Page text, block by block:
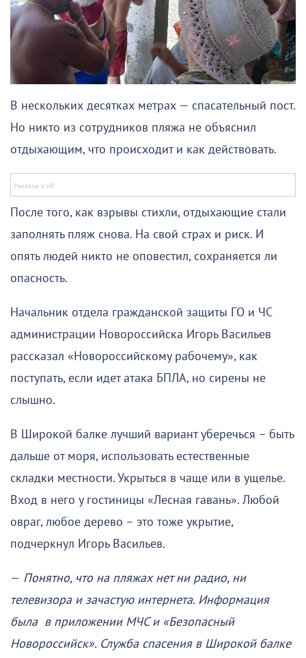
В нескольких десятках метрах — спасательный пост.
Но никто из сотрудников пляжа не объяснил
отдыхающим, что происходит и как действовать.
После того, как взрывы стихли, отдыхающие стали
заполнять пляж снова. На свой страх и риск. И
опять людей никто не оповестил, сохраняется ли
опасность.
Начальник отдела гражданской защиты ГО и ЧС
администрации Новороссийска Игорь Васильев
рассказал «Новороссийскому рабочему», как
поступать, если идет атака БПЛА, но сирены не
слышно.
В Широкой балке лучший вариант уберечься – быть
дальше от моря, использовать естественные
складки местности. Укрыться в чаще или в ущелье.
Вход в него у гостиницы «Лесная гавань». Любой
овраг, любое дерево – это тоже укрытие,
подчеркнул Игорь Васильев.
— Понятно, что на пляжах нет ни радио, ни
телевизора и зачастую интернета. Информация
была в приложении МЧС и «Безопасный
Новороссийск». Служба спасения в Широкой балке